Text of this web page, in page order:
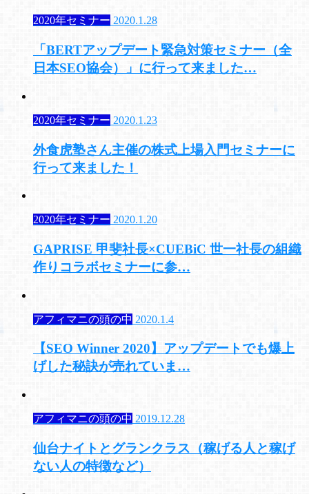
2020年セミナー 2020.1.28
「BERTアップデート緊急対策セミナー（全
日本SEO協会）」に行って来ました…
2020年セミナー 2020.1.23
外食虎塾さん主催の株式上場入門セミナーに
行って来ました！
2020年セミナー 2020.1.20
GAPRISE 甲斐社長×CUEBiC 世一社長の組織
作りコラボセミナーに参…
アフィマニの頭の中 2020.1.4
【SEO Winner 2020】アップデートでも爆上
げした秘訣が売れていま…
アフィマニの頭の中 2019.12.28
仙台ナイトとグランクラス（稼げる人と稼げ
ない人の特徴など）